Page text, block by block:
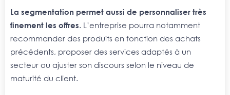
La segmentation permet aussi de personnaliser très
finement les offres. L’entreprise pourra notamment
recommander des produits en fonction des achats
précédents, proposer des services adaptés à un
secteur ou ajuster son discours selon le niveau de
maturité du client.